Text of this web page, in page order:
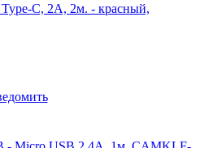
C, 2А, 2м. - красный,